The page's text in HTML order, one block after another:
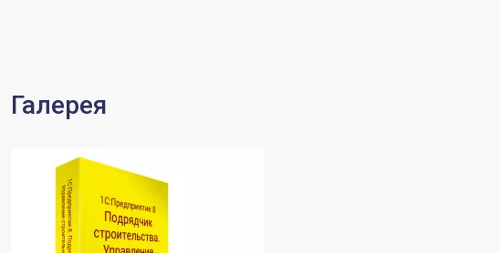
Галерея